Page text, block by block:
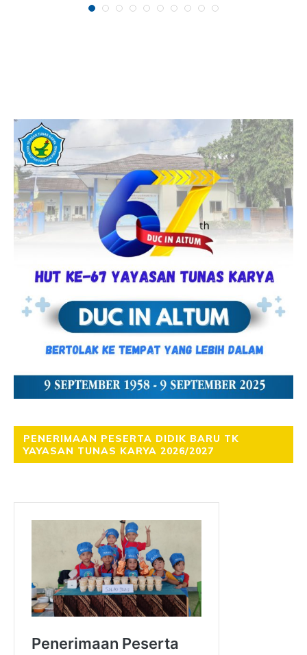
PENERIMAAN PESERTA DIDIK BARU TK
YAYASAN TUNAS KARYA 2026/2027